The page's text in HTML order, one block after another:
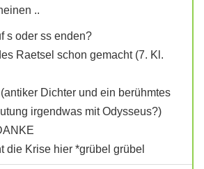
..
s oder ss enden?
Raetsel schon gemacht (7. Kl.
Dichter und ein berühmtes
irgendwas mit Odysseus?)
die Krise hier *grübel grübel